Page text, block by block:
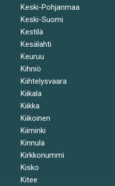
Keski-Pohjanmaa
Keski-Suomi
Kestilä
Kesälahti
Keuruu
Kihniö
Kiihtelysvaara
Kiikala
Kiikka
Kiikoinen
Kiiminki
Kinnula
Kirkkonummi
Kisko
Kitee